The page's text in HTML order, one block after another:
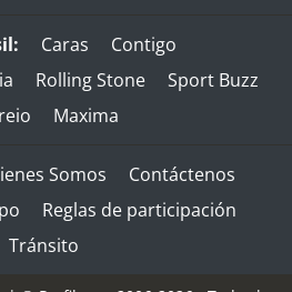
Caras
Contigo
Rolling Stone
Sport Buzz
Maxima
Somos
Contáctenos
Reglas de participación
Tránsito